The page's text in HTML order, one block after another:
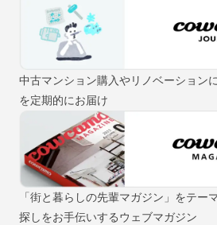
中古マンション購入やリノベーション
を定期的にお届け
「街と暮らしの先輩マガジン」をテー
探しをお手伝いするウェブマガジン